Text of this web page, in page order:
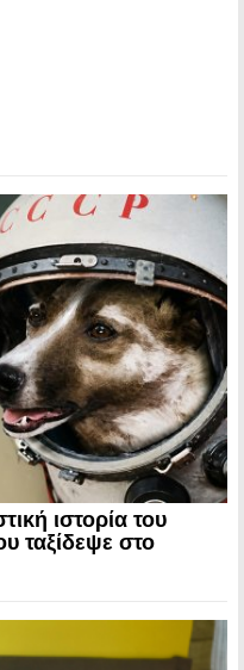
ιστορία του
ταξίδεψε στο